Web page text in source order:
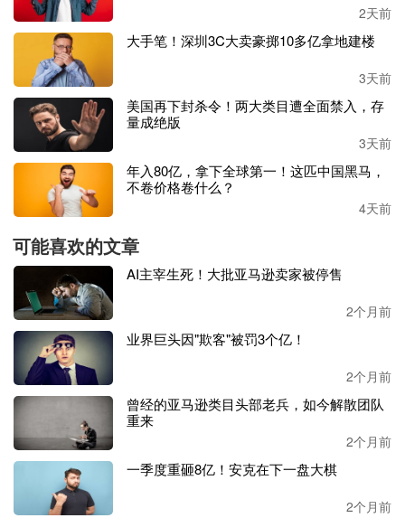
最近这波治理之后，一个明显变化是：很多卖家开始主动下架
高风险商品。
毕竟对很多卖家来说，店铺能一直正常经营，才是真正能长期
做下去的关键。
所以别再抱着侥幸心理了，新加坡站点的卖家，今晚就自查一
遍吧。
2天前
大手笔！深圳3C大卖豪掷10多亿拿地建楼
3天前
美国再下封杀令！两大类目遭全面禁入，存
量成绝版
3天前
年入80亿，拿下全球第一！这匹中国黑马，
不卷价格卷什么？
4天前
可能喜欢的文章
AI主宰生死！大批亚马逊卖家被停售
2个月前
业界巨头因"欺客"被罚3个亿！
2个月前
曾经的亚马逊类目头部老兵，如今解散团队
重来
2个月前
一季度重砸8亿！安克在下一盘大棋
2个月前